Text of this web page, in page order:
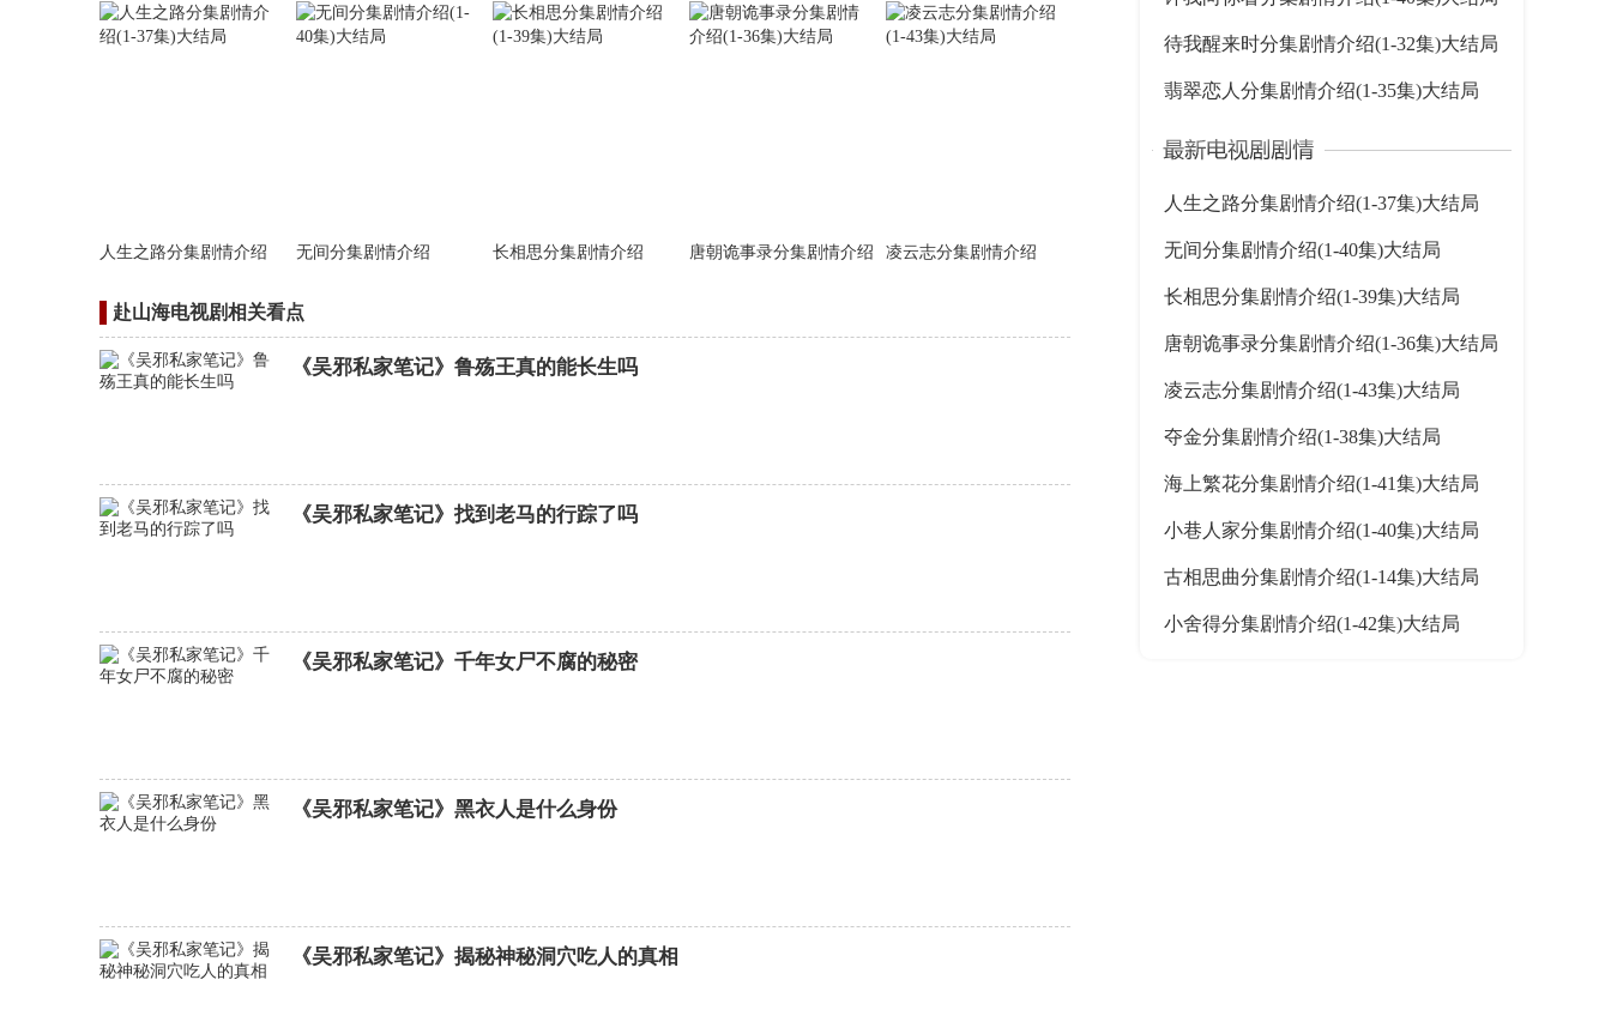
人生之路分集剧情介绍 无间分集剧情介绍 长相思分集剧情介绍 唐朝诡事录分集剧情介绍 凌云志分集剧情介绍
赴山海电视剧相关看点
《吴邪私家笔记》鲁殇王真的能长生吗
《吴邪私家笔记》找到老马的行踪了吗
《吴邪私家笔记》千年女尸不腐的秘密
《吴邪私家笔记》黑衣人是什么身份
《吴邪私家笔记》揭秘神秘洞穴吃人的真相
待我醒来时分集剧情介绍(1-32集)大结局
翡翠恋人分集剧情介绍(1-35集)大结局
人生之路分集剧情介绍(1-37集)大结局
无间分集剧情介绍(1-40集)大结局
长相思分集剧情介绍(1-39集)大结局
唐朝诡事录分集剧情介绍(1-36集)大结局
凌云志分集剧情介绍(1-43集)大结局
夺金分集剧情介绍(1-38集)大结局
海上繁花分集剧情介绍(1-41集)大结局
小巷人家分集剧情介绍(1-40集)大结局
古相思曲分集剧情介绍(1-14集)大结局
小舍得分集剧情介绍(1-42集)大结局